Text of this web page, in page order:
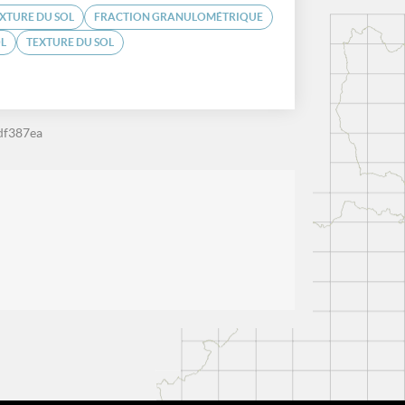
DU SOL FRACTION GRANULOMÉTRIQUE
TEXTURE DU SOL